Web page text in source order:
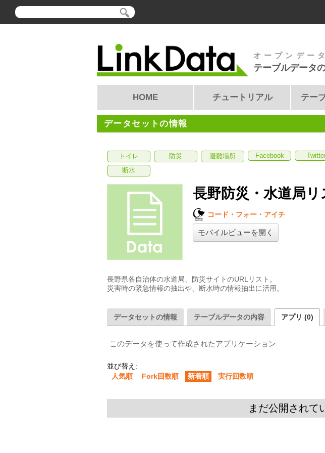
オープンデー
テーブルデータ
HOME チュートリアル テー
データセットの情報
トイレ 防災 避難場所 Facebook
断水
長野防災・水道局リ
コード・フォー・アイチ
モバイルビューを開く
長野県各自治体の水道局、防災サイトのURLリスト。
災害時の緊急情報の抽出や、断水時の情報抽出に活用。
データセットの情報 テーブルデータの内容 アプリ (0)
このデータを使って作成されたアプリケーション
並び替え:
人気順
Fork回数順 新着順 実行回数順
まだ公開されて